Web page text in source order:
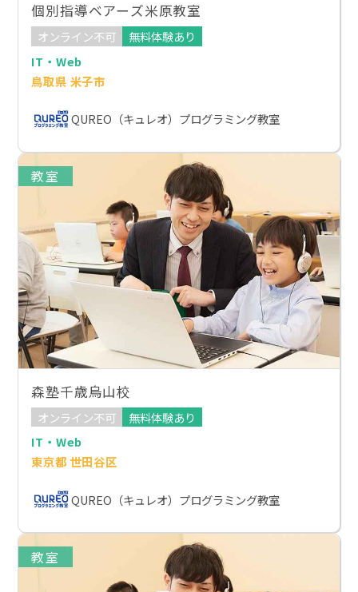
個別指導ベアーズ米原教室
オンライン不可
無料体験あり
IT・Web
鳥取県 米子市
QUREO（キュレオ）プログラミング教室
教室
森塾千歳烏山校
オンライン不可
無料体験あり
IT・Web
東京都 世田谷区
QUREO（キュレオ）プログラミング教室
教室